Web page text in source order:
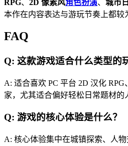
RPG、 2D 像素风角色扮演、 城市
本作在内容表达与游玩节奏上都较
FAQ
Q: 这款游戏适合什么类型的
A: 适合喜欢 PC 平台 2D 汉化
家，尤其适合偏好轻松日常题材的
Q: 游戏的核心体验是什么？
A: 核心体验集中在城镇探索、人